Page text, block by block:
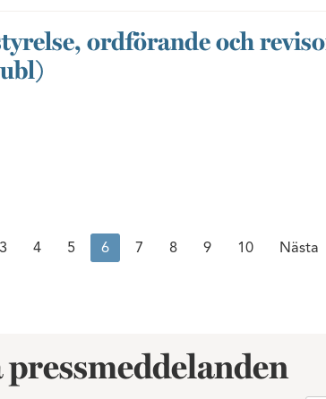
ordförande och
3 4 5 6 7 8 9 10 Nästa